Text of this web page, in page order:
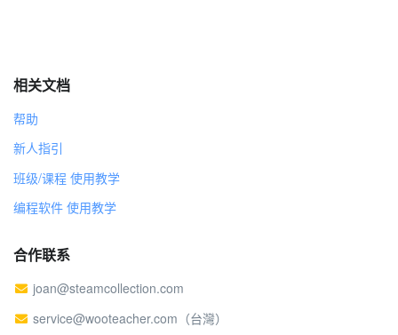
相关文档
帮助
新人指引
班级/课程 使用教学
编程软件 使用教学
合作联系
joan@steamcollection.com
service@wooteacher.com（台灣）